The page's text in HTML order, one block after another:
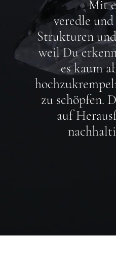
Mit
veredle
Strukturen
weil Du
es kaum
zu schöpfen.
auf